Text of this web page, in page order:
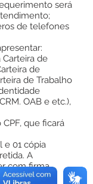
será
de telefones
Carteira de
de
de Trabalho
OAB e etc.),
que ficará
e 01 cópia
A
com firma